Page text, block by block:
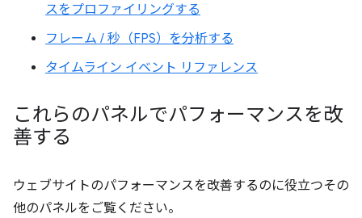
スをプロファイリングする
フレーム / 秒（FPS）を分析する
タイムライン イベント リファレンス
これらのパネルでパフォーマンスを改
善する
ウェブサイトのパフォーマンスを改善するのに役立つその
他のパネルをご覧ください。